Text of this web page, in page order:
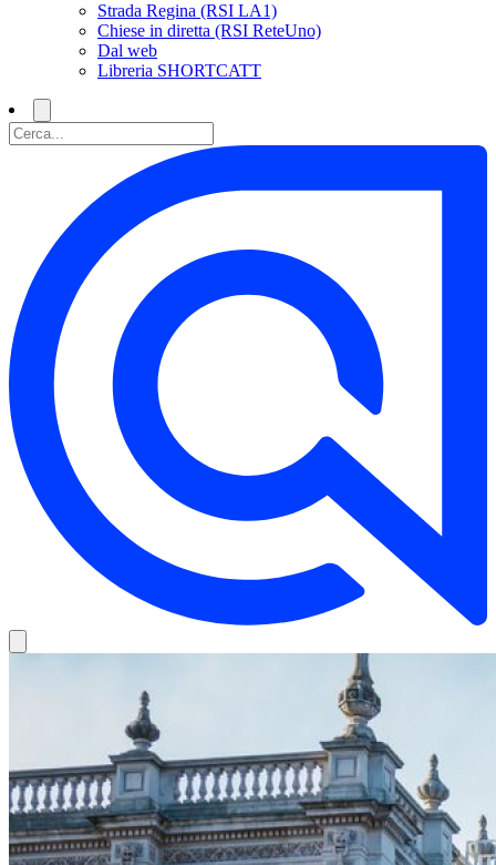
Strada Regina (RSI LA1)
Chiese in diretta (RSI ReteUno)
Dal web
Libreria SHORTCATT